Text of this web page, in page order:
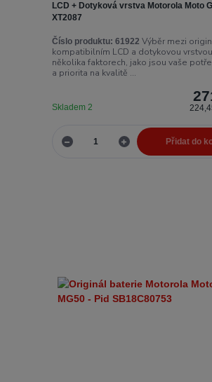
LCD + Dotyková vrstva Motorola Moto
XT2087
Číslo produktu: 61922 Výběr mezi
kompatibilním LCD a dotykovou
několika faktorech, jako jsou vaše
a priorita na kvalitě ...
Skladem 2
Přidat do